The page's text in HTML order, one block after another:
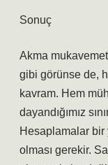
Sonuç
Akma
gibi görünse de,
kavram. Hem
dayandığımız
Hesaplamalar
olması gerekir.